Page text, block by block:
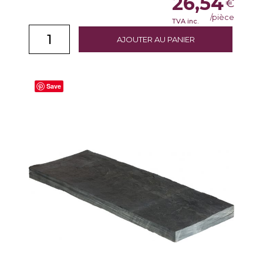
AJOUTER AU PANIER
€
TVA inc. /pièce
Save